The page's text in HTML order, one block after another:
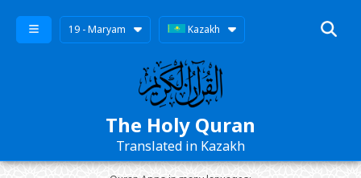
19 - Maryam Kazakh
The Holy Quran
Translated in Kazakh